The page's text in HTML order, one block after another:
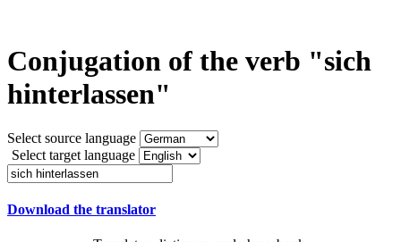
Conjugation of the verb "sich
hinterlassen"
Select source language
Select target language
Download the translator